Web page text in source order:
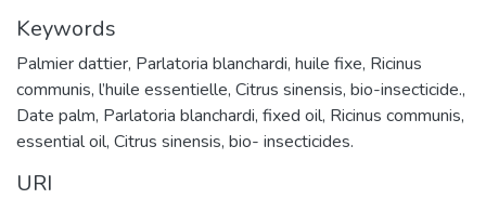
Keywords
Palmier dattier, Parlatoria blanchardi, huile fixe, Ricinus
communis, l’huile essentielle, Citrus sinensis, bio-insecticide.,
Date palm, Parlatoria blanchardi, fixed oil, Ricinus communis,
essential oil, Citrus sinensis, bio- insecticides.
URI